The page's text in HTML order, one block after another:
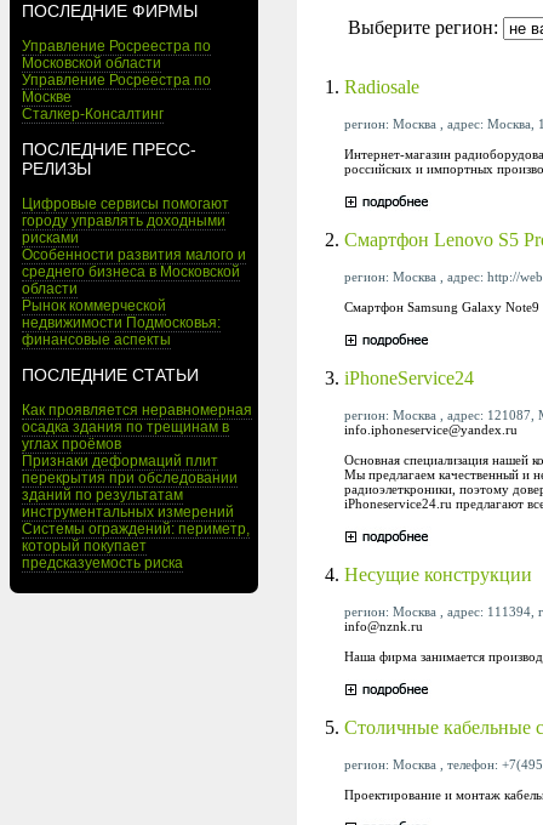
ПОСЛЕДНИЕ ФИРМЫ
Управление Росреестра по
Московской области
Управление Росреестра по
Москве
Сталкер-Консалтинг
ПОСЛЕДНИЕ ПРЕСС-
РЕЛИЗЫ
Цифровые сервисы помогают
городу управлять доходными
рисками
Особенности развития малого и
среднего бизнеса в Московской
области
Рынок коммерческой
недвижимости Подмосковья:
финансовые аспекты
ПОСЛЕДНИЕ СТАТЬИ
Как проявляется неравномерная
осадка здания по трещинам в
углах проёмов
Признаки деформаций плит
перекрытия при обследовании
зданий по результатам
инструментальных измерений
Системы ограждений: периметр,
который покупает
предсказуемость риска
Выберите регион:
1. Radiosale
регион: Москва , адрес: Москва,
Интернет-магазин
российских и импортных
2. Смартфон Lenovo S5
регион: Москва , адрес: http://
Смартфон Samsung Galaxy
3. iPhoneService24
регион: Москва , адрес: 121087,
info.iphoneservice@yandex.ru
Основная специализация нашей
Мы предлагаем качественный и
радиоэлеткроники, поэтому
iPhoneservice24.ru предлагают
4. Несущие конструкции
регион: Москва , адрес: 111394,
info@nznk.ru
Наша фирма занимается
5. Столичные кабельные
регион: Москва , телефон:
Проектирование и монтаж